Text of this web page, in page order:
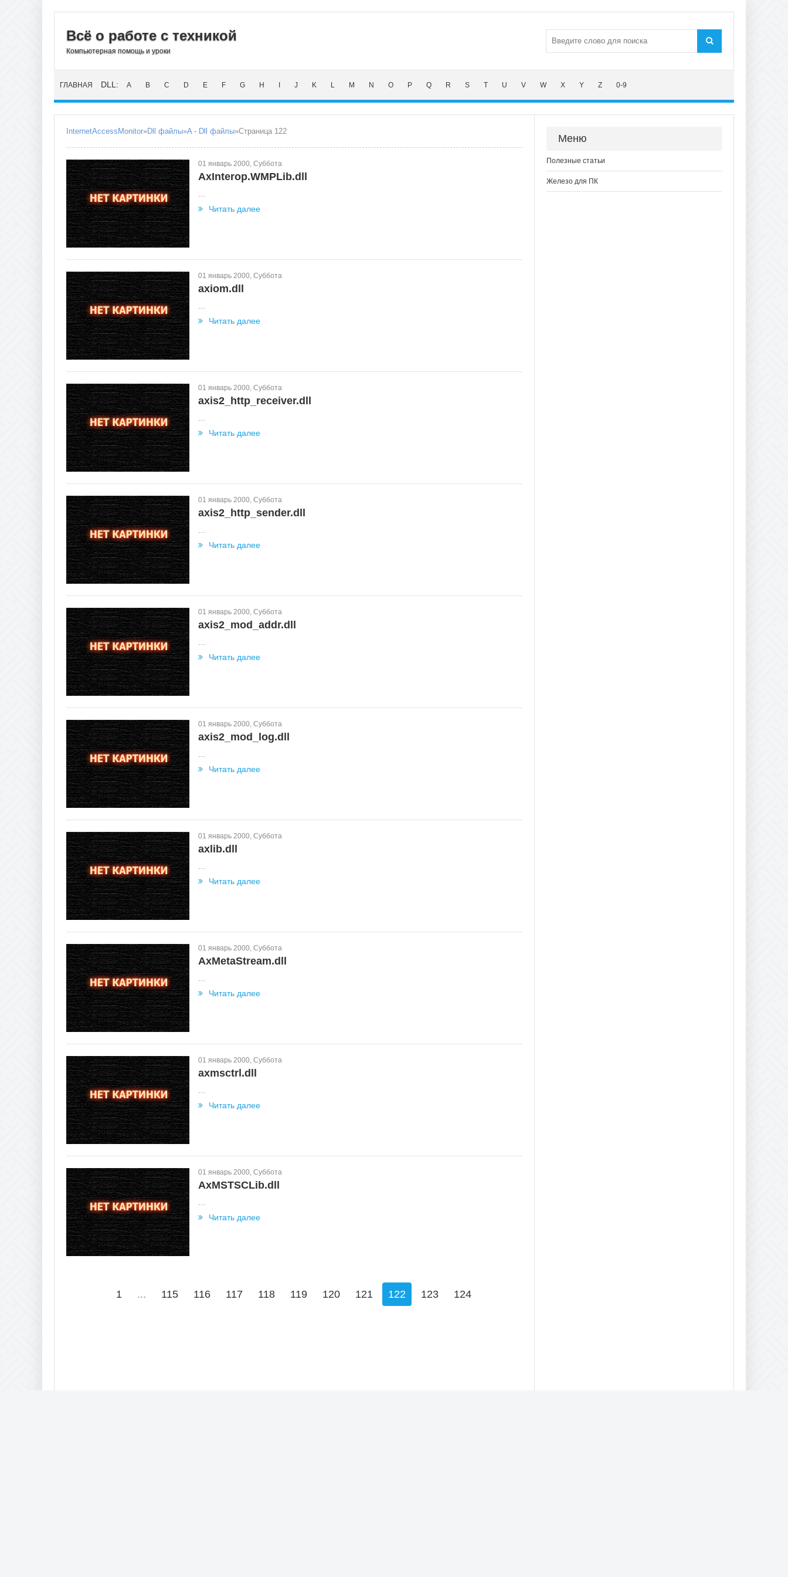
Всё о работе с техникой
Компьютерная помощь и уроки
ГЛАВНАЯ DLL: A B C D E F G H J K L M N O P Q R S T U V W X Y Z 0-9
InternetAccessMonitor»Dll файлы»A - Dll файлы»Страница 122
01 январь 2000, Суббота
AxInterop.WMPLib.dll
Читать далее
01 январь 2000, Суббота
axiom.dll
Читать далее
01 январь 2000, Суббота
axis2_http_receiver.dll
Читать далее
01 январь 2000, Суббота
axis2_http_sender.dll
Читать далее
01 январь 2000, Суббота
axis2_mod_addr.dll
Читать далее
01 январь 2000, Суббота
axis2_mod_log.dll
Читать далее
01 январь 2000, Суббота
axlib.dll
Читать далее
01 январь 2000, Суббота
AxMetaStream.dll
Читать далее
01 январь 2000, Суббота
axmsctrl.dll
Читать далее
01 январь 2000, Суббота
AxMSTSCLib.dll
Читать далее
1 ... 115 116 117 118 119 120 121 122 123 124
Меню
Полезные статьи
Железо для ПК